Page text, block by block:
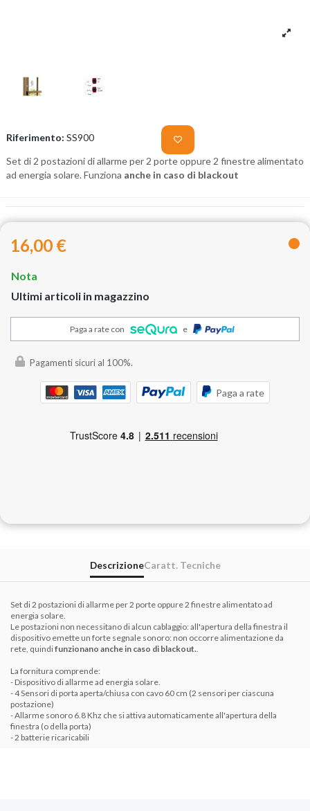
Riferimento: SS900
Set di 2 postazioni di allarme per 2 porte oppure 2 finestre alimentato
ad energia solare. Funziona anche in caso di blackout
16,00 €
Nota
Ultimi articoli in magazzino
Paga a rate con e
Pagamenti sicuri al 100%.
Paga a rate
DescrizioneCaratt. Tecniche
Set di 2 postazioni di allarme per 2 porte oppure 2 finestre alimentato ad
energia solare.
Le postazioni non necessitano di alcun cablaggio: all'apertura della finestra il
dispositivo emette un forte segnale sonoro: non occorre alimentazione da
rete, quindifunzionano anche in caso di blackout..
La fornitura comprende:
- Dispositivo di allarme ad energia solare.
- 4 Sensori di porta aperta/chiusa con cavo 60 cm (2 sensori per ciascuna
postazione)
- Allarme sonoro 6.8 Khz che si attiva automaticamente all'apertura della
finestra (o della porta)
- 2 batterie ricaricabili